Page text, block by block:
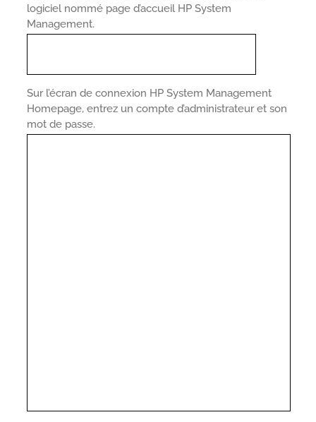
logiciel nommé page d’accueil HP System
Management.
Sur l’écran de connexion HP System Management
Homepage, entrez un compte d’administrateur et son
mot de passe.